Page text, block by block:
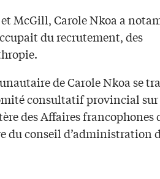
McGill, Carole Nkoa a
du recrutement, des
de Carole Nkoa se
consultatif provincial sur
des Affaires francophones
du conseil d’administration